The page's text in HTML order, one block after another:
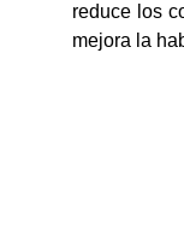
reduce los
mejora la